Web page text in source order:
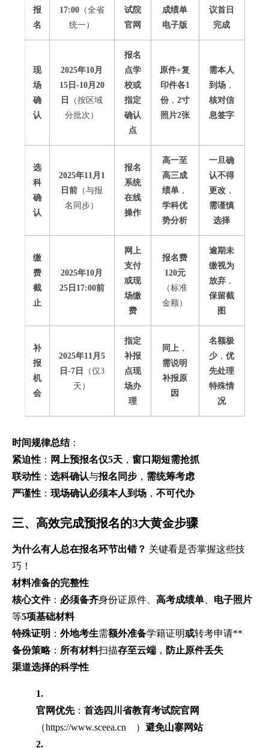
报
名
17:00（全省
统一）
试院
官网
成绩单
电子版
议首日
完成
现
场
确
认
2025年10月
15日-10月20
日
（按区域
分批次）
报名
点学
校或
指定
确认
点
原件+复
印件各1
份， 2寸
照片2张
需本人
到场 ，
核对信
息签字
选
科
确
认
2025年11月1
日前 （与报
名同步）
报名
系统
在线
操作
高一至
高三成
绩单 ，
学科优
势分析
一旦确
认不得
更改 ，
需谨慎
选择
缴
费
截
止
2025年10月
25日17:00前
网上
支付
或现
场缴
费
报名费
120元
（标准
金额）
逾期未
缴视为
放弃 ，
保留截
图
补
报
机
会
2025年11月5
日-7日
（仅3
天）
指定
补报
点现
场办
理
同上 ，
需说明
补报原
因
名额极
少， 优
先处理
特殊情
况
时间规律总结：
紧迫性 ： 网上预报名仅5天 ， 窗口期短需抢抓
联动性 ： 选科确认与报名同步 ， 需统筹考虑
严谨性 ： 现场确认必须本人到场 ， 不可代办
三、高效完成预报名的3大黄金步骤
为什么有人总在报名环节出错？ 关键看是否掌握这些技
巧！
材料准备的完整性
核心文件： 必须备齐身份证原件、 高考成绩单
电子照片
等5项基础材料
特殊证明 ： 外地考生需额外准备学籍证明或转考申请**
备份策略： 所有材料扫描存至云端 ， 防止原件丢失
渠道选择的科学性
1.
官网优先： 首选四川省教育考试院官网
（https://www.sceea.cn ） 避免山寨网站
2.